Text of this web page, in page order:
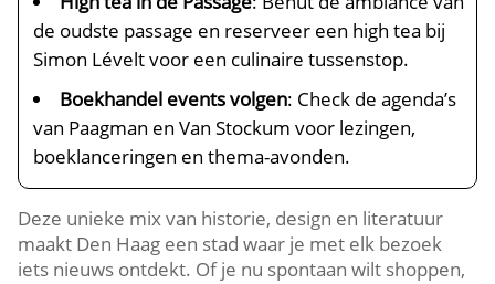
de oudste passage en reserveer een high tea bij
Simon Lévelt voor een culinaire tussenstop.​
Boekhandel events volgen: Check de agenda’s
van Paagman en Van Stockum voor lezingen,
boeklanceringen en thema-avonden.​
Deze unieke mix van historie, design en literatuur
maakt Den Haag een stad waar je met elk bezoek
iets nieuws ontdekt.​ Of je nu spontaan wilt shoppen,